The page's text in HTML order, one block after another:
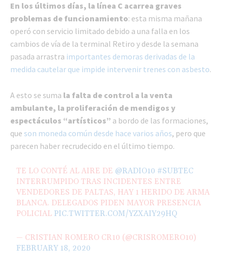
En los últimos días, la línea C acarrea graves
problemas de funcionamiento: esta misma mañana
operó con servicio limitado debido a una falla en los
cambios de vía de la terminal Retiro y desde la semana
pasada arrastra importantes demoras derivadas de la
medida cautelar que impide intervenir trenes con asbesto.
A esto se suma la falta de control a la venta
ambulante, la proliferación de mendigos y
espectáculos “artísticos” a bordo de las formaciones,
que son moneda común desde hace varios años, pero que
parecen haber recrudecido en el último tiempo.
TE LO CONTÉ AL AIRE DE @RADIO10 #SUBTEC
INTERRUMPIDO TRAS INCIDENTES ENTRE
VENDEDORES DE PALTAS, HAY 1 HERIDO DE ARMA
BLANCA. DELEGADOS PIDEN MAYOR PRESENCIA
POLICIAL PIC.TWITTER.COM/YZXAIY29HQ
— CRISTIAN ROMERO CR10 (@CRISROMERO10)
FEBRUARY 18, 2020